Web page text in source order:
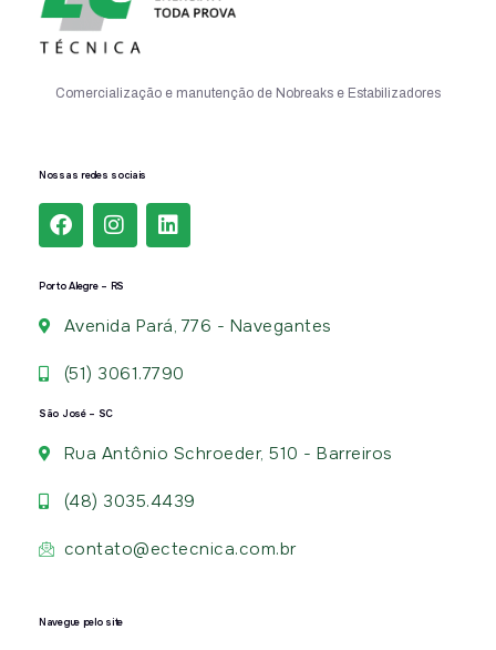
Comercialização e manutenção de Nobreaks e Estabilizadores
Nossas redes sociais
Porto Alegre – RS
Avenida Pará, 776 - Navegantes
(51) 3061.7790
São José – SC
Rua Antônio Schroeder, 510 - Barreiros
(48) 3035.4439
contato@ectecnica.com.br
Navegue pelo site